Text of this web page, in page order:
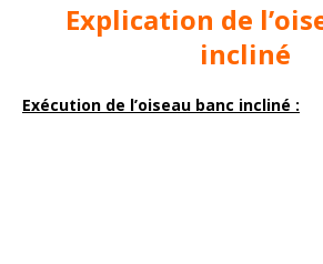
Explication de
incliné
Exécution de l’oiseau banc incliné :